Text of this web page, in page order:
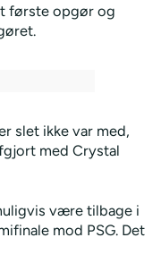
første opgør og
slet ikke var med,
med Crystal
være tilbage i
mod PSG. Det